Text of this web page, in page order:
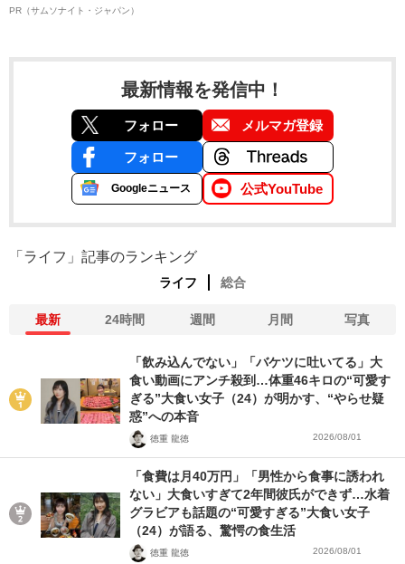
PR（サムソナイト・ジャパン）
最新情報を発信中！
フォロー メルマガ登録
フォロー
Googleニュース 公式YouTube
「ライフ」記事のランキング
ライフ 総合
最新 24時間 週間 月間 写真
「飲み込んでない」「バケツに吐いてる」大
食い動画にアンチ殺到…体重46キロの“可愛す
ぎる”大食い女子（24）が明かす、“やらせ疑
惑”への本音
徳重 龍徳 2026/08/01
「食費は月40万円」「男性から食事に誘われ
ない」大食いすぎて2年間彼氏ができず…水着
グラビアも話題の“可愛すぎる”大食い女子
（24）が語る、驚愕の食生活
徳重 龍徳 2026/08/01